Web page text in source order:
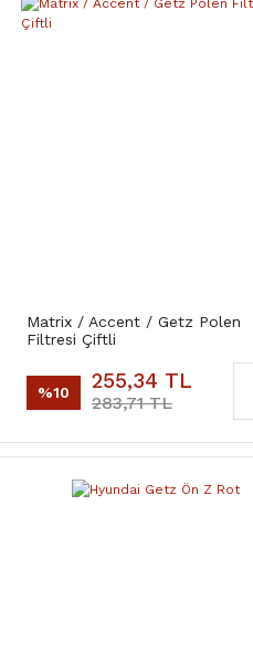
Matrix / Accent / Getz Polen
Filtresi Çiftli
%10 255,34 TL
283,71 TL